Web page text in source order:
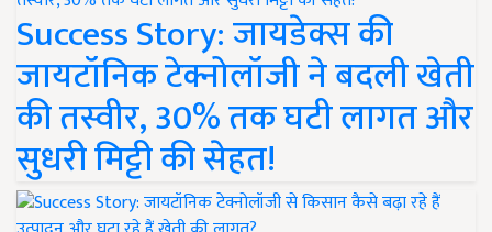
Success Story: जायडेक्स की
जायटॉनिक टेक्नोलॉजी ने बदली खेती
की तस्वीर, 30% तक घटी लागत और
सुधरी मिट्टी की सेहत!